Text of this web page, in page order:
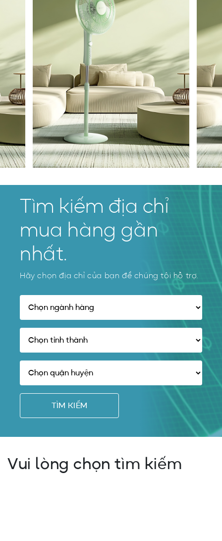
Tìm kiếm địa chỉ
mua hàng gần
nhất.
Hãy chọn địa chỉ của bạn để chúng tôi hỗ trợ.
TÌM KIẾM
Vui lòng chọn tìm kiếm